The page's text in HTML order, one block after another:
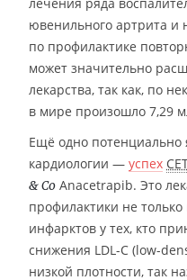
ювенильного артрита и
по профилактике
может значительно
лекарства, так как, по
в мире произошло 7,29
Ещё одно потенциально
кардиологии — успех
& Co Anacetrapib. Это
профилактики не
инфарктов у тех, кто
снижения LDL-C (low-
низкой плотности, так